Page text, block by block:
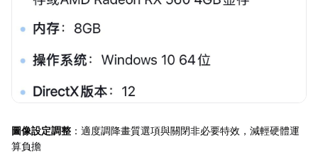
圖像設定調整 ：適度調降畫質選項與關閉非必要特效，減輕硬體運
算負擔